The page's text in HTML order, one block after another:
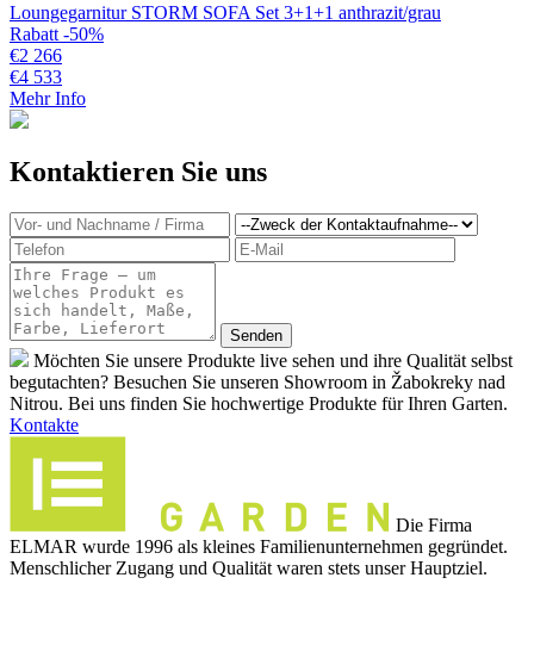
Loungegarnitur STORM SOFA Set 3+1+1 anthrazit/grau
Rabatt -50%
€2 266
€4 533
Mehr Info
Kontaktieren Sie uns
Möchten Sie unsere Produkte live sehen und ihre Qualität selbst
begutachten? Besuchen Sie unseren Showroom in Žabokreky nad
Nitrou. Bei uns finden Sie hochwertige Produkte für Ihren Garten.
Kontakte
Die Firma
ELMAR wurde 1996 als kleines Familienunternehmen gegründet.
Menschlicher Zugang und Qualität waren stets unser Hauptziel.